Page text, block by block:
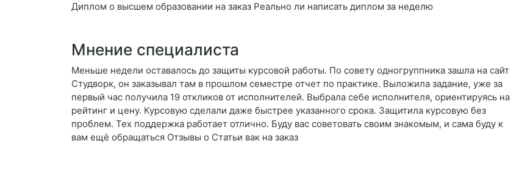
Диплом о высшем образовании на заказ Реально ли написать диплом за неделю
Мнение специалиста
Меньше недели оставалось до защиты курсовой работы. По совету одногруппника зашла на сайт
Студворк, он заказывал там в прошлом семестре отчет по практике. Выложила задание, уже за
первый час получила 19 откликов от исполнителей. Выбрала себе исполнителя, ориентируясь на
рейтинг и цену. Курсовую сделали даже быстрее указанного срока. Защитила курсовую без
проблем. Тех поддержка работает отлично. Буду вас советовать своим знакомым, и сама буду к
вам ещё обращаться Отзывы о Статьи вак на заказ